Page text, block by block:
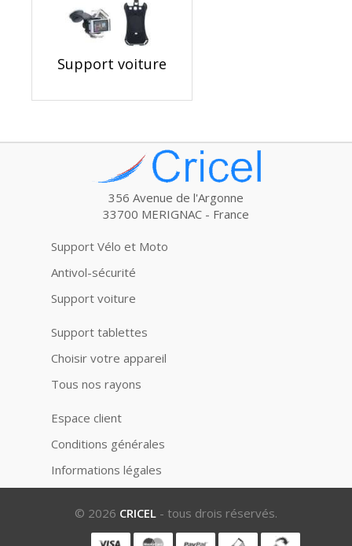
Support voiture
356 Avenue de l'Argonne
33700 MERIGNAC - France
Support Vélo et Moto
Antivol-sécurité
Support voiture
Support tablettes
Choisir votre appareil
Tous nos rayons
Espace client
Conditions générales
Informations légales
© 2026 CRICEL - tous drois réservés.